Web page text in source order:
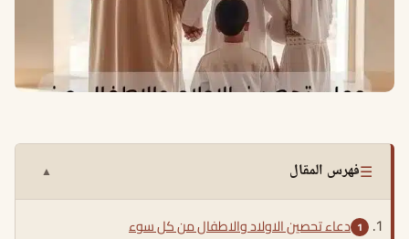
☰فهرس المقال ▲
دعاء تحصين الاولاد والاطفال من كل سوء